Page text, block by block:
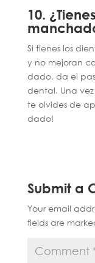
10.
Si tienes los
y no mejoran
dado, da el
dental. Una
te olvides de
dado!
Submit a
Your email
fields are